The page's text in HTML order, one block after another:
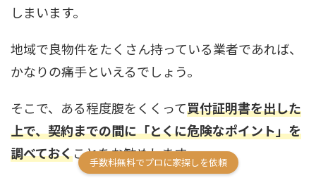
しまいます。
地域で良物件をたくさん持っている業者であれば、
かなりの痛手といえるでしょう。
そこで、ある程度腹をくくって買付証明書を出した
上で、契約までの間に「とくに危険なポイント」を
調べておくことをお勧めします。
手数料無料でプロに家探しを依頼